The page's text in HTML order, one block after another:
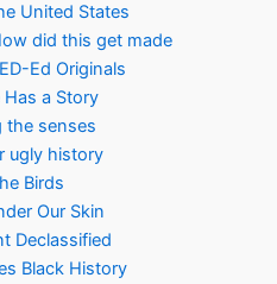
United States
did this get made
Ed Originals
Has a Story
the senses
ugly history
Birds
Our Skin
Declassified
Black History